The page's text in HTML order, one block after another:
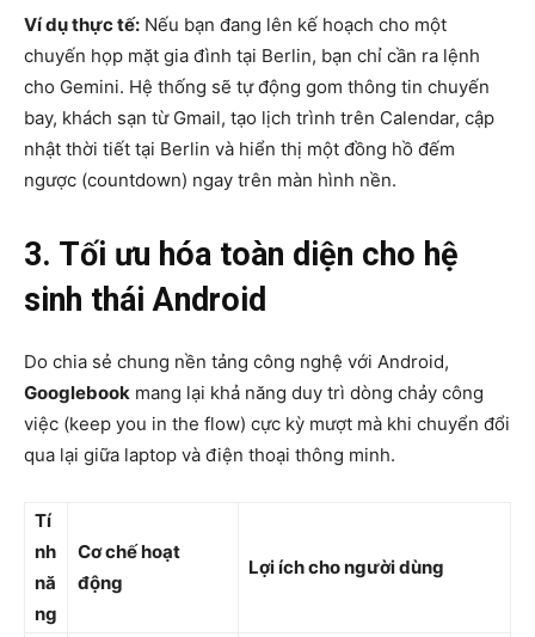
Ví dụ thực tế: Nếu bạn đang lên kế hoạch cho một
chuyến họp mặt gia đình tại Berlin, bạn chỉ cần ra lệnh
cho Gemini. Hệ thống sẽ tự động gom thông tin chuyến
bay, khách sạn từ Gmail, tạo lịch trình trên Calendar, cập
nhật thời tiết tại Berlin và hiển thị một đồng hồ đếm
ngược (countdown) ngay trên màn hình nền.
3. Tối ưu hóa toàn diện cho hệ
sinh thái Android
Do chia sẻ chung nền tảng công nghệ với Android,
Googlebook mang lại khả năng duy trì dòng chảy công
việc (keep you in the flow) cực kỳ mượt mà khi chuyển đổi
qua lại giữa laptop và điện thoại thông minh.
Tí
nh
nă
ng
Cơ chế hoạt
động
Lợi ích cho người dùng